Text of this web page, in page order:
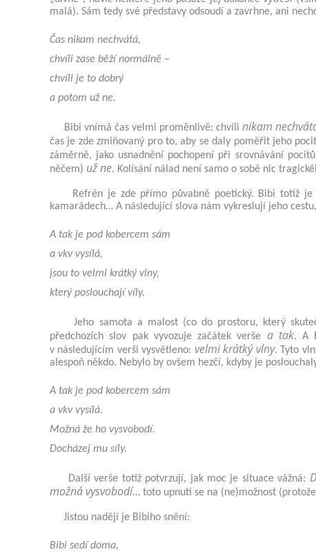
malá). Sám tedy své představy odsoudí a zavrhne, ani
Čas nikam nechvátá,
chvíli zase běží normálně –
chvíli je to dobrý
a potom už ne.
Bibi vnímá čas velmi proměnlivě: chvílinikam
čas je zde zmiňovaný pro to, aby se daly poměřit jeho
záměrně, jako usnadnění pochopení při srovnávání
něčem) už ne. Kolísání nálad není samo o sobě nic
Refrén je zde přímo půvabně poetický. Bibi totiž
kamarádech… A následující slova nám vykreslují jeho
A tak je pod kobercem sám
a vkv vysílá,
jsou to velmi krátký vlny,
který poslouchají víly.
Jeho samota a malost (co do prostoru, který
předchozích slov pak vyvozuje začátek verše a tak. A
v následujícím verši vysvětleno: velmi krátký vlny. Tyto
alespoň někdo. Nebylo by ovšem hezčí, kdyby je
A tak je pod kobercem sám
a vkv vysílá.
Možná že ho vysvobodí.
Docházej mu síly.
Další verše totiž potvrzují, jak moc je situace vážná:
možná vysvobodí… toto upnutí se na (ne)možnost
Jistou nadějí je Bibiho snění:
Bibi sedí doma,